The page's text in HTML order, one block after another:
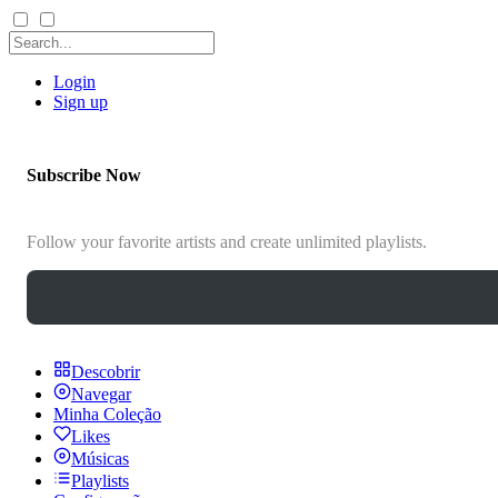
Login
Sign up
Subscribe Now
Follow your favorite artists and create unlimited playlists.
Descobrir
Navegar
Minha Coleção
Likes
Músicas
Playlists